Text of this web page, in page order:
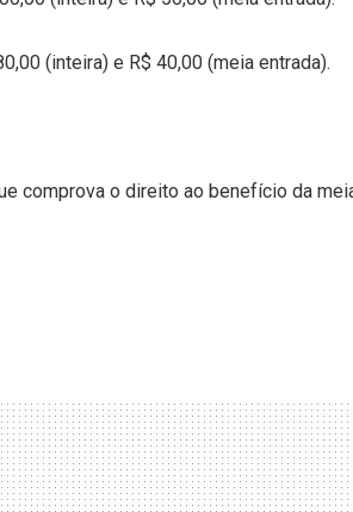
(inteira) e R$ 40,00 (meia entrada).
comprova o direito ao benefício da